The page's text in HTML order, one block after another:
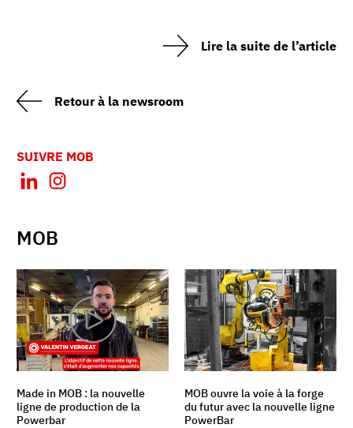
Lire la suite de l’article
Retour à la newsroom
SUIVRE MOB
MOB
Made in MOB : la nouvelle
ligne de production de la
Powerbar
MOB ouvre la voie à la forge
du futur avec la nouvelle ligne
PowerBar